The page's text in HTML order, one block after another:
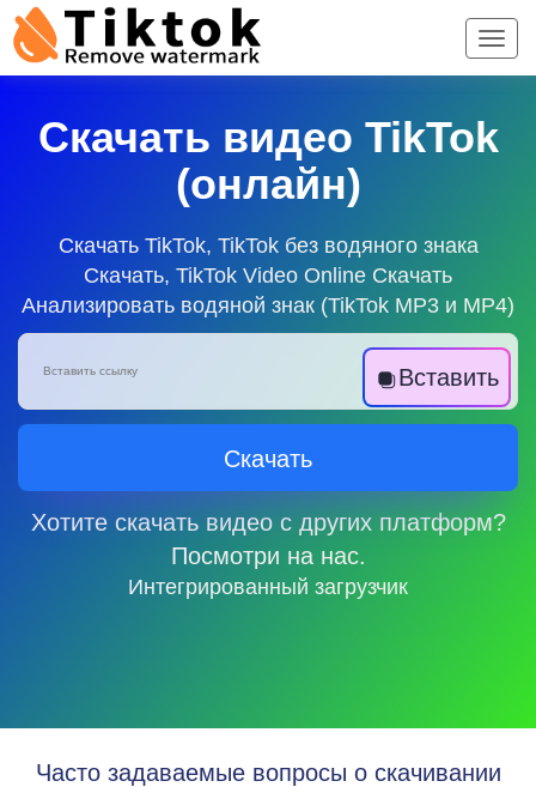
Скачать видео TikTok
(онлайн)
Скачать TikTok, TikTok без водяного знака
Скачать, TikTok Video Online Скачать
Анализировать водяной знак (TikTok MP3 и MP4)
Вставить
Скачать
Хотите скачать видео с других платформ?
Посмотри на нас.
Интегрированный загрузчик
Часто задаваемые вопросы о скачивании